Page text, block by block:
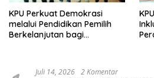
KPU Perkuat Demokrasi
melalui Pendidikan Pemilih
Berkelanjutan bagi
Juli 14, 2026 2 Komentar